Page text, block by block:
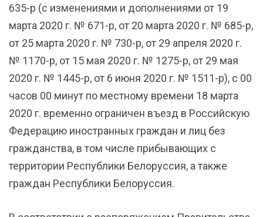
635-р (с изменениями и дополнениями от 19
марта 2020 г. № 671-р, от 20 марта 2020 г. № 685-р,
от 25 марта 2020 г. № 730-р, от 29 апреля 2020 г.
№ 1170-р, от 15 мая 2020 г. № 1275-р, от 29 мая
2020 г. № 1445-р, от 6 июня 2020 г. № 1511-р), с 00
часов 00 минут по местному времени 18 марта
2020 г. временно ограничен въезд в Российскую
Федерацию иностранных граждан и лиц без
гражданства, в том числе прибывающих с
территории Республики Белоруссия, а также
граждан Республики Белоруссия.